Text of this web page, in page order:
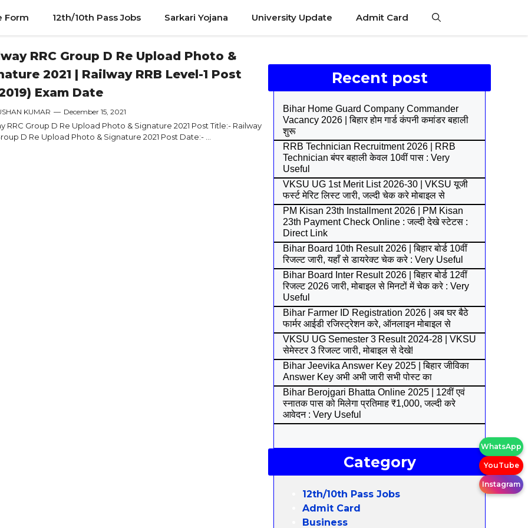
Form 12th/10th Pass Jobs Sarkari Yojana University Update Admit Card
RRC Group D Re Upload Photo &
2021 | Railway RRB Level-1 Post
Exam Date
KUMAR — December 15, 2021
RRC Group D Re Upload Photo & Signature 2021 Post Title:- Railway
D Re Upload Photo & Signature 2021 Post Date:- ...
Recent post
Bihar Home Guard Company Commander
Vacancy 2026 | बिहार होम गार्ड कंपनी कमांडर बहाली
शुरू
RRB Technician Recruitment 2026 | RRB
Technician बंपर बहाली केवल 10वीं पास : Very
Useful
VKSU UG 1st Merit List 2026-30 | VKSU यूजी
फर्स्ट मेरिट लिस्ट जारी, जल्दी चेक करे मोबाइल से
PM Kisan 23th Installment 2026 | PM Kisan
23th Payment Check Online : जल्दी देखे स्टेटस :
Direct Link
Bihar Board 10th Result 2026 | बिहार बोर्ड 10वीं
रिजल्ट जारी, यहाँ से डायरेक्ट चेक करे : Very Useful
Bihar Board Inter Result 2026 | बिहार बोर्ड 12वीं
रिजल्ट 2026 जारी, मोबाइल से मिनटों में चेक करे : Very
Useful
Bihar Farmer ID Registration 2026 | अब घर बैठे
फार्मर आईडी रजिस्ट्रेशन करे, ऑनलाइन मोबाइल से
VKSU UG Semester 3 Result 2024-28 | VKSU
सेमेस्टर 3 रिजल्ट जारी, मोबाइल से देखे!
Bihar Jeevika Answer Key 2025 | बिहार जीविका
Answer Key अभी अभी जारी सभी पोस्ट का
Bihar Berojgari Bhatta Online 2025 | 12वीं एवं
स्नातक पास को मिलेगा प्रतिमाह ₹1,000, जल्दी करे
आवेदन : Very Useful
Category
12th/10th Pass Jobs
Admit Card
Business
WhatsApp
YouTube
Instagram